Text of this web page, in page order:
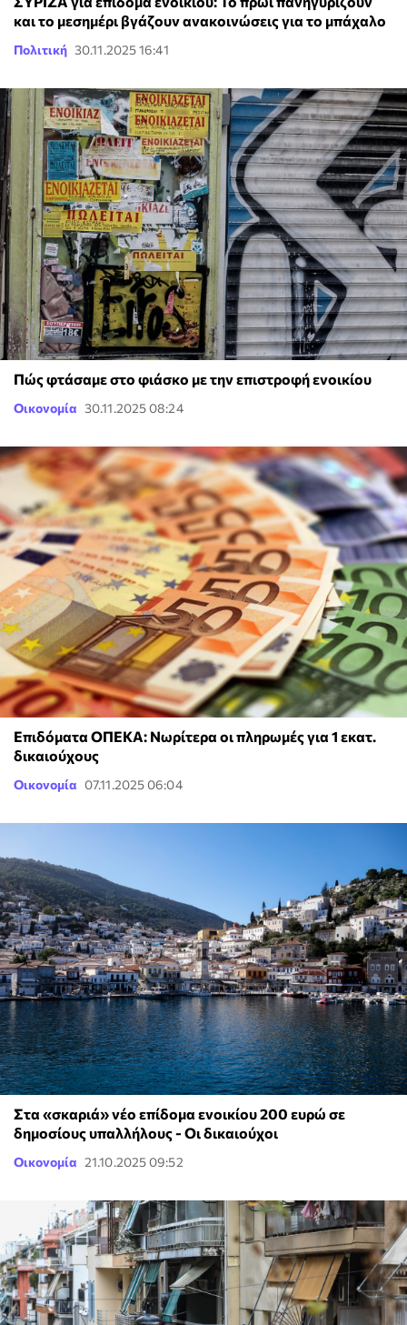
και το μεσημέρι βγάζουν ανακοινώσεις για το μπάχαλο
Πολιτική 30.11.2025 16:41
Πώς φτάσαμε στο φιάσκο με την επιστροφή ενοικίου
Οικονομία 30.11.2025 08:24
Επιδόματα ΟΠΕΚΑ: Νωρίτερα οι πληρωμές για 1 εκατ.
δικαιούχους
Οικονομία 07.11.2025 06:04
Στα «σκαριά» νέο επίδομα ενοικίου 200 ευρώ σε
δημοσίους υπαλλήλους - Οι δικαιούχοι
Οικονομία 21.10.2025 09:52